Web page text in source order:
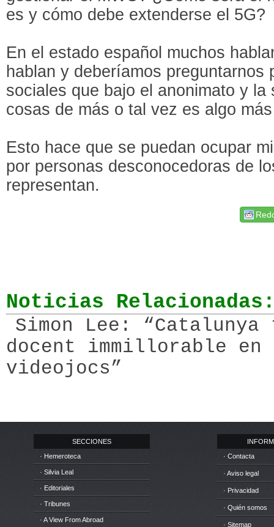
es y cómo debe extenderse el 5G?
En el estado español muchos
hablan y deberíamos preguntarnos
sociales que bajo el anonimato y
cosas de más o tal vez es algo
Esto hace que se puedan ocupar
por personas desconocedoras de
representan.
Noticias
Simon Lee:
docent immillorable
videojocs”
SECCIONES
· Hemeroteca
· Silvia Leal
· Editoriales
· Tribunes
· A View From Abroad
· Contacta
· Aviso legal
· Privacidad
· Quién somos
· Sitemap